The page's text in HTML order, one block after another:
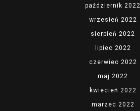
październik 2022
wrzesień 2022
sierpień 2022
lipiec 2022
czerwiec 2022
maj 2022
kwiecień 2022
marzec 2022